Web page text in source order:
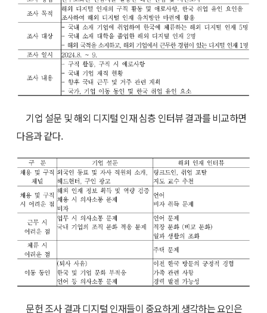
기업 설문 및 해외 디지털 인재 심층 인터뷰 결과를 비교하면
다음과 같다.
문헌 조사 결과 디지털 인재들이 중요하게 생각하는 요인은